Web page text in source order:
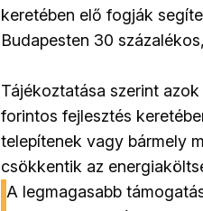
keretében elő fogják
Budapesten 30
Tájékoztatása szerint
forintos fejlesztés
telepítenek vagy bármely
csökkentik az
A legmagasabb